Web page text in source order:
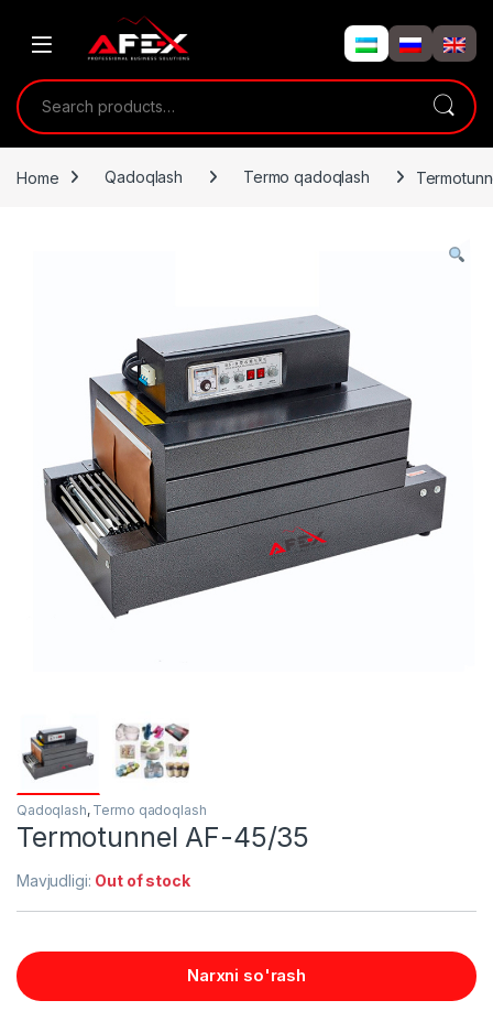
Search for:
Home Qadoqlash Termo qadoqlash
Qadoqlash, Termo qadoqlash
Termotunnel AF-45/35
Mavjudligi: Out of stock
Narxni so'rash